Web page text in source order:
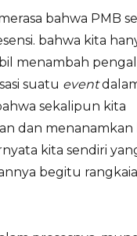
bahwa PMB
bahwa kita
menambah
suatu event
sekalipun kita
dan menanamkan
kita sendiri
begitu